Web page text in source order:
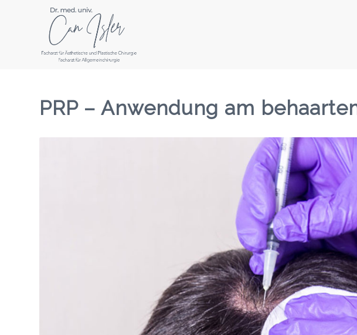
PRP – Anwendung am